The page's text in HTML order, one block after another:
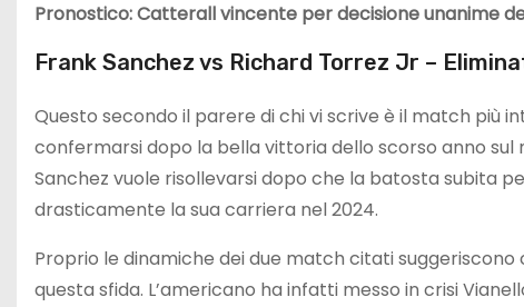
Pronostico: Catterall vincente per decisione unanime
Frank Sanchez vs Richard Torrez Jr –
Questo secondo il parere di chi vi scrive è il match più
confermarsi dopo la bella vittoria dello scorso anno sul
Sanchez vuole risollevarsi dopo che la batosta subita
drasticamente la sua carriera nel 2024.
Proprio le dinamiche dei due match citati
questa sfida. L’americano ha infatti messo in crisi